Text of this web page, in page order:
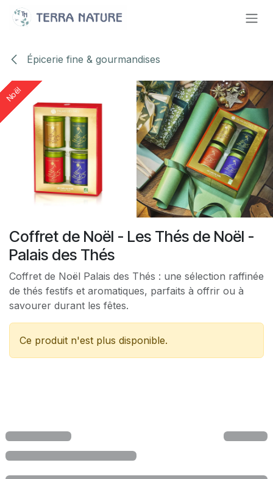
Se rendre au contenu
Épicerie fine & gourmandises
Noël
Noël
Noël
Coffret de Noël - Les Thés de Noël -
Palais des Thés
Coffret de Noël Palais des Thés : une sélection raffinée
de thés festifs et aromatiques, parfaits à offrir ou à
savourer durant les fêtes.
Ce produit n'est plus disponible.